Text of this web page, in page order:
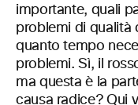
importante, quali
problemi di qualità
quanto tempo
problemi. Sì, il
ma questa è la
causa radice? Qui